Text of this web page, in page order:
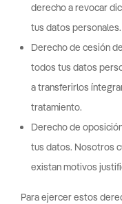
derecho a revocar
tus datos personales.
Derecho de cesión
todos tus datos
a transferirlos
tratamiento.
Derecho de
tus datos. Nosotros
existan motivos
Para ejercer estos